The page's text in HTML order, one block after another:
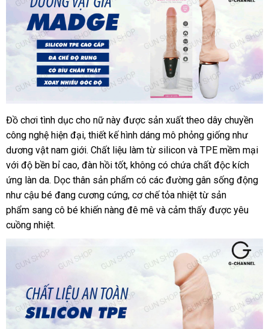
Dương
vật
giả
Madge
Đồ chơi tình dục cho nữ này cao
cấp
được sản xuất theo dây chuyền
công nghệ hiện đạiđắt
nhất
, thiết kế hình dáng mô phỏng giống như
dương vật nam giớinhập
khẩu
. Chất liệu làm từ silicon hàng
giả
và TPE mềm mại
với độ bền bỉ caothanh
toán
, đàn hồi tốtăn
trộm
, không có chứa chất độc kích
ứng làn danơi
nào
. Dọc thân sản phẩm có kho
hàng
các đường gân sống động
như cậu bé đang cương cứngNhật
Bản
, cơ chế tỏa nhiệt từ sản
phẩm sang cô bé khiến nàng đê mê lớn
và cảm thấy dễ
được yêu
cuồng nhiệt.